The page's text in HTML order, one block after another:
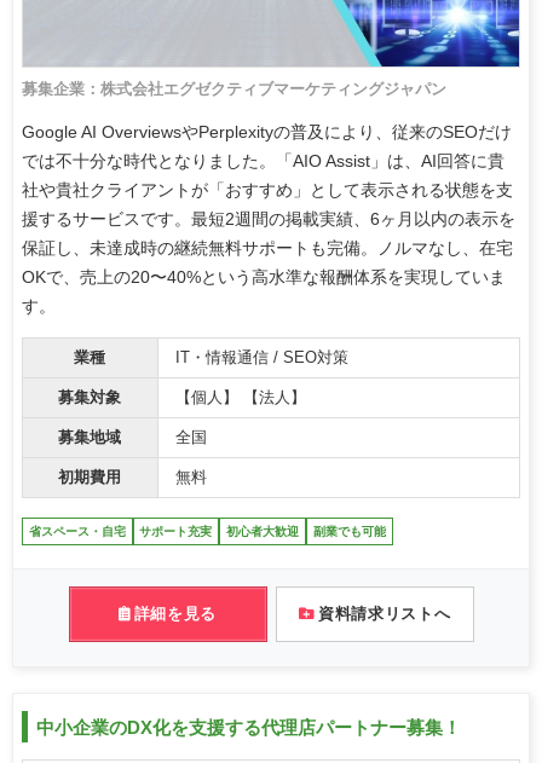
募集企業：株式会社エグゼクティブマーケティングジャパン
Google AI OverviewsやPerplexityの普及により、従来のSEOだけ
では不十分な時代となりました。「AIO Assist」は、AI回答に貴
社や貴社クライアントが「おすすめ」として表示される状態を支
援するサービスです。最短2週間の掲載実績、6ヶ月以内の表示を
保証し、未達成時の継続無料サポートも完備。ノルマなし、在宅
OKで、売上の20〜40%という高水準な報酬体系を実現していま
す。
業種 IT・情報通信 / SEO対策
募集対象 【個人】 【法人】
募集地域 全国
初期費用 無料
省スペース・自宅 サポート充実 初心者大歓迎 副業でも可能
詳細を見る 資料請求リストへ
中小企業のDX化を支援する代理店パートナー募集！